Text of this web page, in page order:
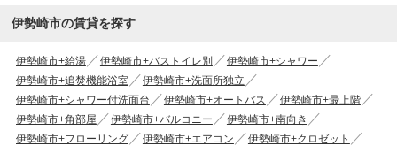
伊勢崎市の賃貸を探す
伊勢崎市+給湯 伊勢崎市+バストイレ別
伊勢崎市+シャワー
伊勢崎市+追焚機能浴室
伊勢崎市+洗面所独立
伊勢崎市+シャワー付洗面台
伊勢崎市+オートバス
伊勢崎市+最上階
伊勢崎市+角部屋
伊勢崎市+バルコニー
伊勢崎市+南向き
伊勢崎市+フローリング
伊勢崎市+エアコン
伊勢崎市+クロゼット